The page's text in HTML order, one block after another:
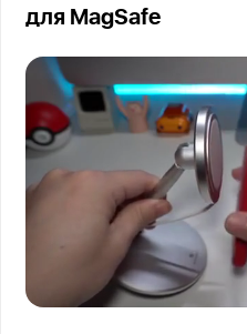
для MagSafe